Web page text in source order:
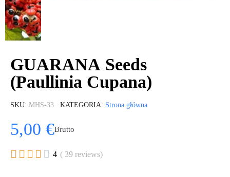
GUARANA Seeds
(Paullinia Cupana)
SKU MHS-33 KATEGORIA Strona główna
5,00 €Brutto
     4 ( 39 reviews)